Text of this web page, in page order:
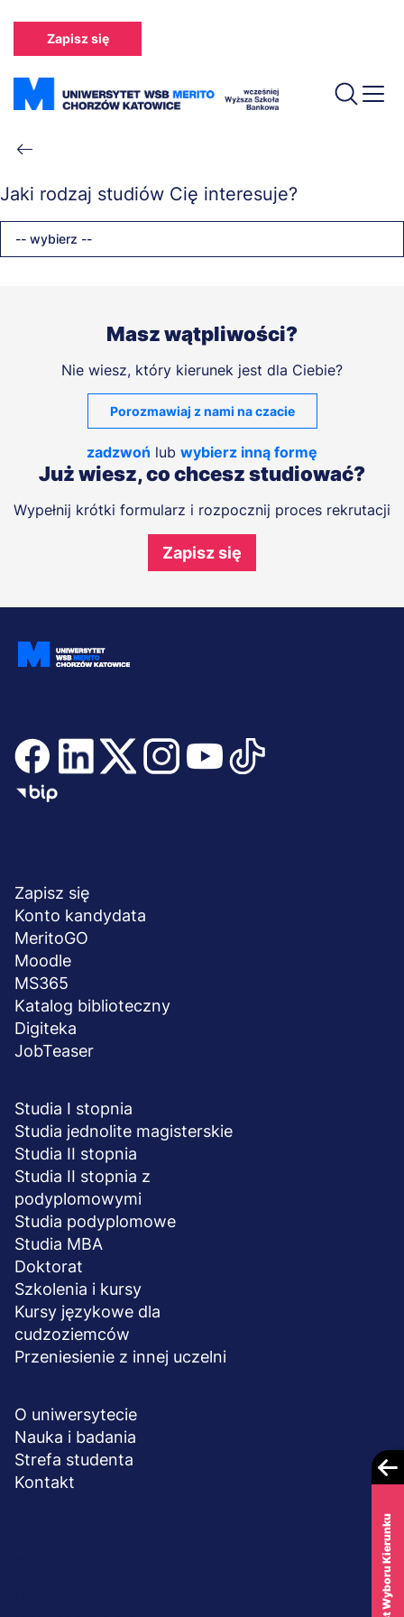
treści
Zapisz się
Ścieżka
nawigacyjna
Jaki rodzaj studiów Cię interesuje?
-- wybierz --
Masz wątpliwości?
Nie wiesz, który kierunek jest dla Ciebie?
Porozmawiaj z nami na czacie
zadzwoń lub wybierz inną formę
Już wiesz, co chcesz studiować?
Wypełnij krótki formularz i rozpocznij proces rekrutacji
Zapisz się
stopka
Zapisz się
Konto kandydata
MeritoGO
Moodle
MS365
Katalog biblioteczny
Digiteka
JobTeaser
Studia I stopnia
Studia jednolite magisterskie
Studia II stopnia
Studia II stopnia z
podyplomowymi
Studia podyplomowe
Studia MBA
Doktorat
Szkolenia i kursy
Kursy językowe dla
cudzoziemców
Przeniesienie z innej uczelni
O uniwersytecie
Nauka i badania
Strefa studenta
Kontakt
Test Wyboru Kierunku